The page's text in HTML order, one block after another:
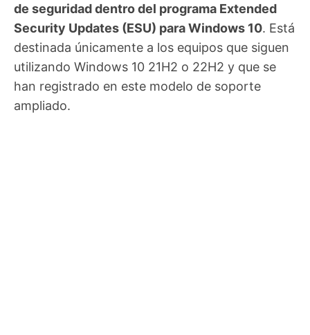
de seguridad dentro del programa Extended
Security Updates (ESU) para Windows 10. Está
destinada únicamente a los equipos que siguen
utilizando Windows 10 21H2 o 22H2 y que se
han registrado en este modelo de soporte
ampliado.